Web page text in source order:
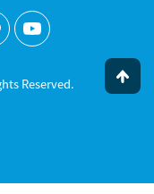
Reserved.